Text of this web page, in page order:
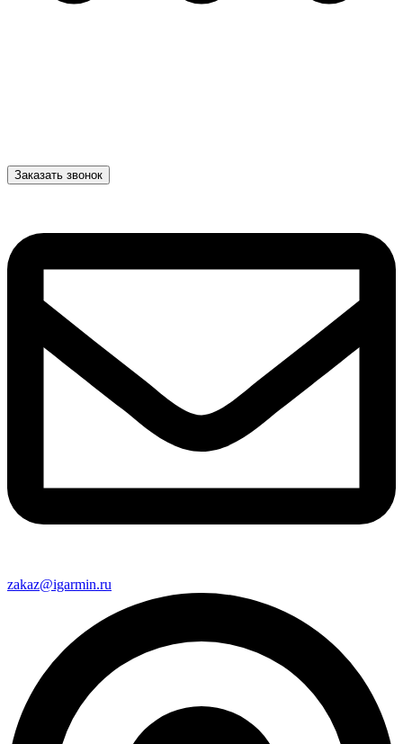
Заказать звонок
zakaz@igarmin.ru